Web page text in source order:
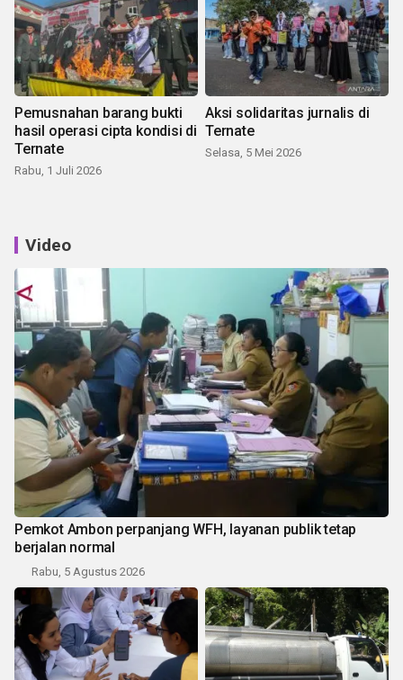
Pemusnahan barang bukti
hasil operasi cipta kondisi di
Ternate
Rabu, 1 Juli 2026
Aksi solidaritas jurnalis di
Ternate
Selasa, 5 Mei 2026
Video
Pemkot Ambon perpanjang WFH, layanan publik tetap
berjalan normal
Rabu, 5 Agustus 2026